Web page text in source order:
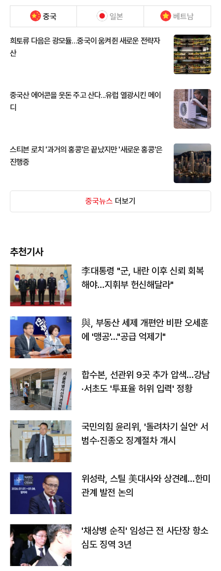
중국 일본 베트남
희토류 다음은 광모듈…중국이 움켜쥔 새로운 전략자
산
중국산 에어콘을 웃돈 주고 산다...유럽 열광시킨 메이
디
스티븐 로치 '과거의 홍콩'은 끝났지만 '새로운 홍콩'은
진행중
중국뉴스 더보기
추천기사
李대통령 "군, 내란 이후 신뢰 회복
해야…지휘부 헌신해달라"
與, 부동산 세제 개편안 비판 오세훈
에 '맹공'…"공급 억제기"
합수본, 선관위 9곳 추가 압색…강남
·서초도 '투표율 허위 입력' 정황
국민의힘 윤리위, '돌려차기 실언' 서
범수·진종오 징계절차 개시
위성락, 스틸 美대사와 상견례…한미
관계 발전 논의
'채상병 순직' 임성근 전 사단장 항소
심도 징역 3년